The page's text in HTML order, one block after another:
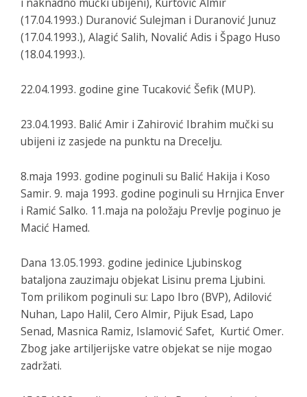
(17.04.1993.) Duranović Sulejman i Duranović Junuz
(17.04.1993.), Alagić Salih, Novalić Adis i Špago Huso
(18.04.1993.).
22.04.1993. godine gine Tucaković Šefik (MUP).
23.04.1993. Balić Amir i Zahirović Ibrahim mučki su
ubijeni iz zasjede na punktu na Drecelju.
8.maja 1993. godine poginuli su Balić Hakija i Koso
Samir. 9. maja 1993. godine poginuli su Hrnjica Enver
i Ramić Salko. 11.maja na položaju Prevlje poginuo je
Macić Hamed.
Dana 13.05.1993. godine jedinice Ljubinskog
bataljona zauzimaju objekat Lisinu prema Ljubini.
Tom prilikom poginuli su: Lapo Ibro (BVP), Adilović
Nuhan, Lapo Halil, Cero Almir, Pijuk Esad, Lapo
Senad, Masnica Ramiz, Islamović Safet, Kurtić Omer.
Zbog jake artiljerijske vatre objekat se nije mogao
zadržati.